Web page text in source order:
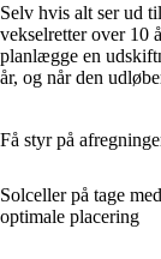
Selv hvis alt ser ud
vekselretter over 10
planlægge en
år, og når den
Få styr på
Solceller på tage
optimale placering